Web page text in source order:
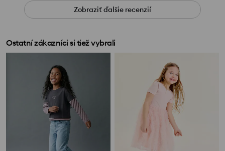
Zobraziť ďalšie recenzií
Ostatní zákazníci si tiež vybrali